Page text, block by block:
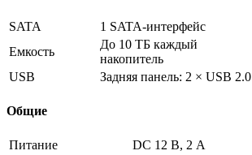
SATA
1 SATA-интерфейс
Емкость
До 10 ТБ каждый
накопитель
USB
Задняя панель: 2 × USB 2.0
Общие
Питание
DC 12 В, 2 А